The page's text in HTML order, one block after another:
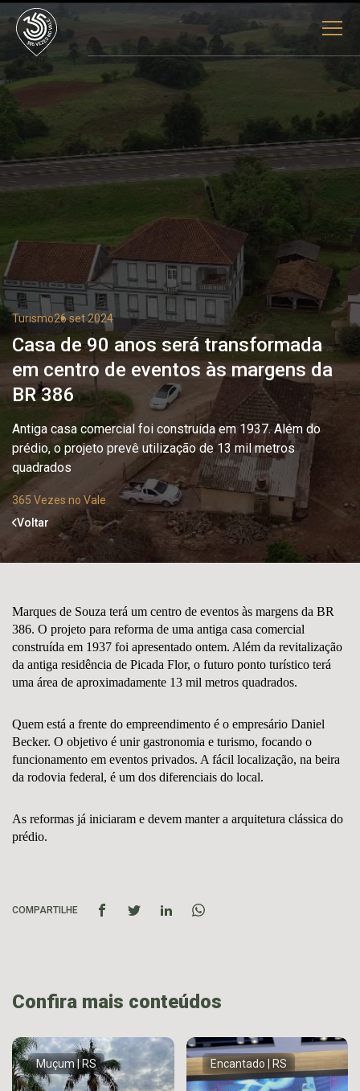
Turismo26 set 2024
Casa de 90 anos será transformada
em centro de eventos às margens da
BR 386
Antiga casa comercial foi construída em 1937. Além do
prédio, o projeto prevê utilização de 13 mil metros
quadrados
365 Vezes no Vale
Voltar
Marques de Souza terá um centro de eventos às margens da BR
386. O projeto para reforma de uma antiga casa comercial
construída em 1937 foi apresentado ontem. Além da revitalização
da antiga residência de Picada Flor, o futuro ponto turístico terá
uma área de aproximadamente 13 mil metros quadrados.
Quem está a frente do empreendimento é o empresário Daniel
Becker. O objetivo é unir gastronomia e turismo, focando o
funcionamento em eventos privados. A fácil localização, na beira
da rodovia federal, é um dos diferenciais do local.
As reformas já iniciaram e devem manter a arquitetura clássica do
prédio.
COMPARTILHE
Confira mais conteúdos
Muçum | RS Encantado | RS